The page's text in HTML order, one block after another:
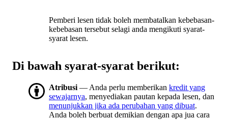
Pemberi lesen tidak boleh membatalkan kebebasan-
kebebasan tersebut selagi anda mengikuti syarat-
syarat lesen.
Di bawah syarat-syarat berikut:
Atribusi — Anda perlu memberikan kredit yang
sewajarnya, menyediakan pautan kepada lesen, dan
menunjukkan jika ada perubahan yang dibuat.
Anda boleh berbuat demikian dengan apa jua cara